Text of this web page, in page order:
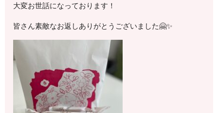
大変お世話になっております！
皆さん素敵なお返しありがとうございました🤗✨